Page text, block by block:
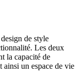
de style
Les deux
la capacité de
un espace de vie